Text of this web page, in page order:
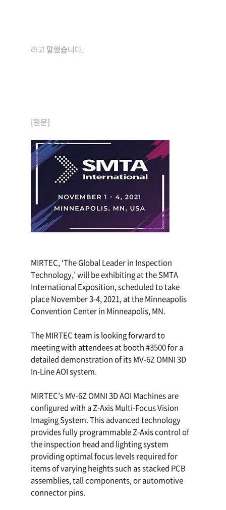
라고 말했습니다.
[원문]
MIRTEC, ‘The Global Leader in Inspection
Technology,’ will be exhibiting at the SMTA
International Exposition, scheduled to take
place November 3-4, 2021, at the Minneapolis
Convention Center in Minneapolis, MN.
The MIRTEC team is looking forward to
meeting with attendees at booth #3500 for a
detailed demonstration of its MV-6Z OMNI 3D
In-Line AOI system.
MIRTEC’s MV-6Z OMNI 3D AOI Machines are
configured with a Z-Axis Multi-Focus Vision
Imaging System. This advanced technology
provides fully programmable Z-Axis control of
the inspection head and lighting system
providing optimal focus levels required for
items of varying heights such as stacked PCB
assemblies, tall components, or automotive
connector pins.